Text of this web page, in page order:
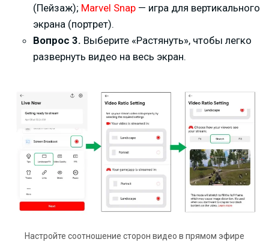
(Пейзаж); Marvel Snap — игра для вертикального
экрана (портрет).
Вопрос 3. Выберите «Растянуть», чтобы легко
развернуть видео на весь экран.
Настройте соотношение сторон видео в прямом эфире